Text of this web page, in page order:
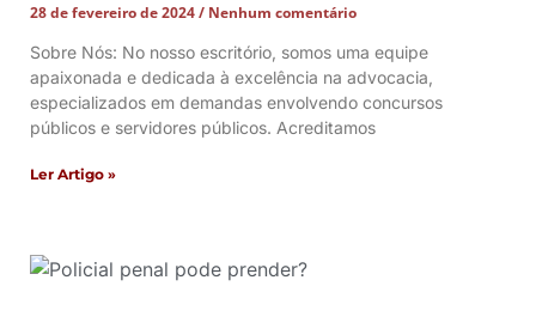
28 de fevereiro de 2024
Nenhum comentário
Sobre Nós: No nosso escritório, somos uma equipe
apaixonada e dedicada à excelência na advocacia,
especializados em demandas envolvendo concursos
públicos e servidores públicos. Acreditamos
Ler Artigo »